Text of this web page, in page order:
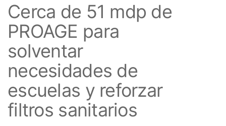
Cerca de 51 mdp de
PROAGE para
solventar
necesidades de
escuelas y reforzar
filtros sanitarios